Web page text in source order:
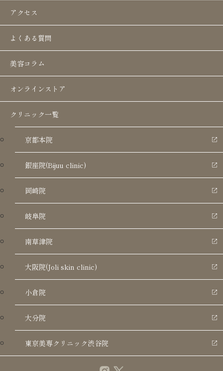
アクセス
よくある質問
美容コラム
オンラインストア
クリニック一覧
京都本院
銀座院(Bijuu clinic)
岡崎院
岐阜院
南草津院
大阪院(Joli skin clinic)
小倉院
大分院
東京美専クリニック渋谷院
日頃の感謝の気持ちを込めて、父の日キャンペー
いつまでも健やかに、若々しく過ごしてほしい大
切なお父さまへ。
内側から毎日をサポートする次世代のエイジング
ケアとして、Dr.NMNを期間限定の特別価格でご用
意いたしました。